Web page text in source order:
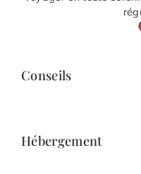
Conseils
Hébergement